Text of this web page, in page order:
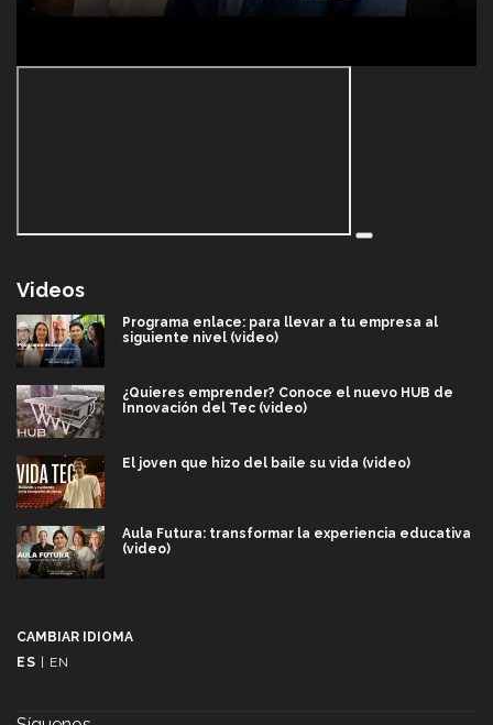
Videos
Programa enlace: para llevar a tu empresa al
siguiente nivel (video)
¿Quieres emprender? Conoce el nuevo HUB de
Innovación del Tec (video)
El joven que hizo del baile su vida (video)
Aula Futura: transformar la experiencia educativa
(video)
CAMBIAR IDIOMA
ES | EN